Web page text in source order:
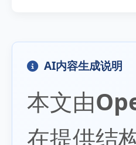
AI内容生成说明
本文由
在提供结